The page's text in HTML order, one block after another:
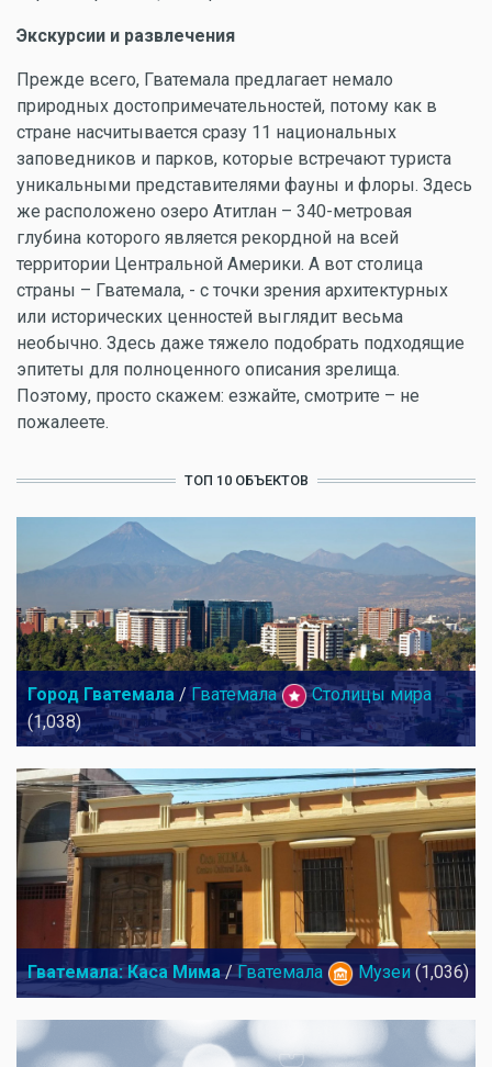
Экскурсии и развлечения
Прежде всего, Гватемала предлагает немало
природных достопримечательностей, потому как в
стране насчитывается сразу 11 национальных
заповедников и парков, которые встречают туриста
уникальными представителями фауны и флоры. Здесь
же расположено озеро Атитлан – 340-метровая
глубина которого является рекордной на всей
территории Центральной Америки. А вот столица
страны – Гватемала, - с точки зрения архитектурных
или исторических ценностей выглядит весьма
необычно. Здесь даже тяжело подобрать подходящие
эпитеты для полноценного описания зрелища.
Поэтому, просто скажем: езжайте, смотрите – не
пожалеете.
ТОП 10 ОБЪЕКТОВ
Город Гватемала /Гватемала
Столицы мира
(1,038)
Гватемала: Каса Мима/Гватемала Музеи (1,036)